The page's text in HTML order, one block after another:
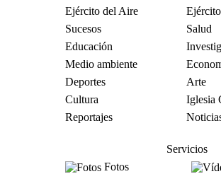
Ejército del Aire
Sucesos
Salud
Educación
Medio ambiente
Deportes
Arte
Cultura
Iglesia
Reportajes
Servicios
Fotos